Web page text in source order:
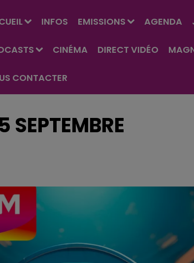
INFOS EMISSIONS AGENDA
CINÉMA DIRECT VIDÉO
CONTACTER
SEPTEMBRE